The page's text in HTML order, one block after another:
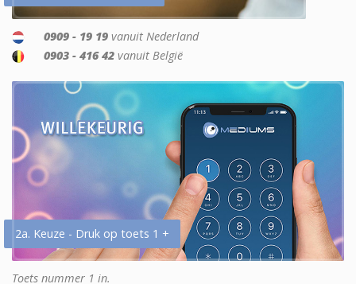
0909 - 19 19 vanuit Nederland
0903 - 416 42 vanuit België
2a. Keuze - Druk op toets 1 +
Toets nummer 1 in.